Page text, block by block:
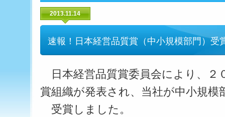
2013.11.14
速報！日本経営品質賞（中小規模部門）受
日本経営品質賞委員会により、２
賞組織が発表され、当社が中小規模
受賞しました。